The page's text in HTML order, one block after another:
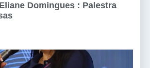
Domingues : Palestra